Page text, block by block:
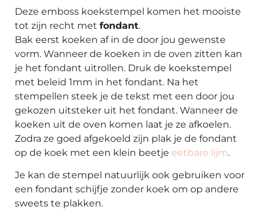
Deze emboss koekstempel komen het mooiste
tot zijn recht met fondant.
Bak eerst koeken af in de door jou gewenste
vorm. Wanneer de koeken in de oven zitten kan
je het fondant uitrollen. Druk de koekstempel
met beleid 1mm in het fondant. Na het
stempellen steek je de tekst met een door jou
gekozen uitsteker uit het fondant. Wanneer de
koeken uit de oven komen laat je ze afkoelen.
Zodra ze goed afgekoeld zijn plak je de fondant
op de koek met een klein beetje eetbare lijm.
Je kan de stempel natuurlijk ook gebruiken voor
een fondant schijfje zonder koek om op andere
sweets te plakken.